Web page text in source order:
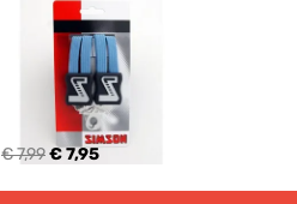
€ 7,99€ 7,95